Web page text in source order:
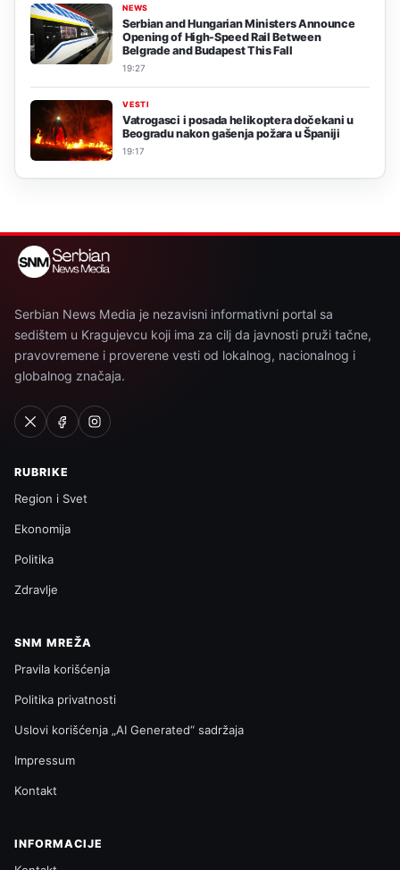
NEWS
Serbian and Hungarian Ministers Announce
Opening of High-Speed Rail Between
Belgrade and Budapest This Fall
19:27
VESTI
Vatrogasci i posada helikoptera dočekani u
Beogradu nakon gašenja požara u Španiji
19:17
Serbian News Media je nezavisni informativni portal sa
sedištem u Kragujevcu koji ima za cilj da javnosti pruži tačne,
pravovremene i proverene vesti od lokalnog, nacionalnog i
globalnog značaja.
RUBRIKE
Region i Svet
Ekonomija
Politika
Zdravlje
SNM MREŽA
Pravila korišćenja
Politika privatnosti
Uslovi korišćenja „AI Generated“ sadržaja
Impressum
Kontakt
INFORMACIJE